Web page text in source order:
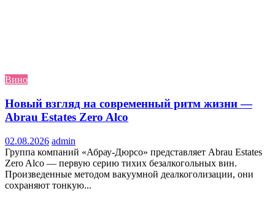
Вино
Новый взгляд на современный ритм жизни —
Abrau Estates Zero Alco
02.08.2026 admin
Группа компаний «Абрау-Дюрсо» представляет Abrau Estates
Zero Alco — первую серию тихих безалкогольных вин.
Произведенные методом вакуумной деалкоголизации, они
сохраняют тонкую...